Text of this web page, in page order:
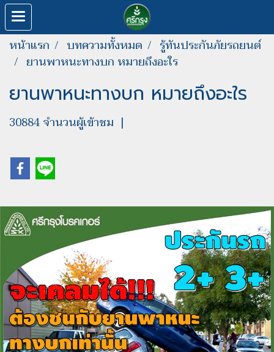
หน้าแรก บทความทั้งหมด
รู้ทันประกันภัยรถยนต์
ยานพาหนะทางบก หมายถึงอะใร
ยานพาหนะทางบก หมายถึงอะใร
30884 จำนวนผู้เข้าชม |